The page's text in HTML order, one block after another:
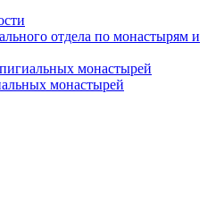
отдела по монастырям и
монастырей
монастырей